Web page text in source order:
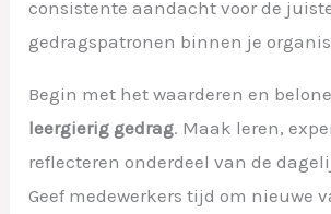
consistente aandacht voor de
gedragspatronen binnen je
Begin met het waarderen en
leergierig gedrag. Maak leren,
reflecteren onderdeel van de
Geef medewerkers tijd om nieuwe